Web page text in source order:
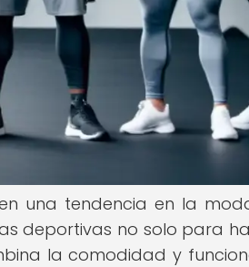
una tendencia en la
deportivas no solo para
la comodidad y